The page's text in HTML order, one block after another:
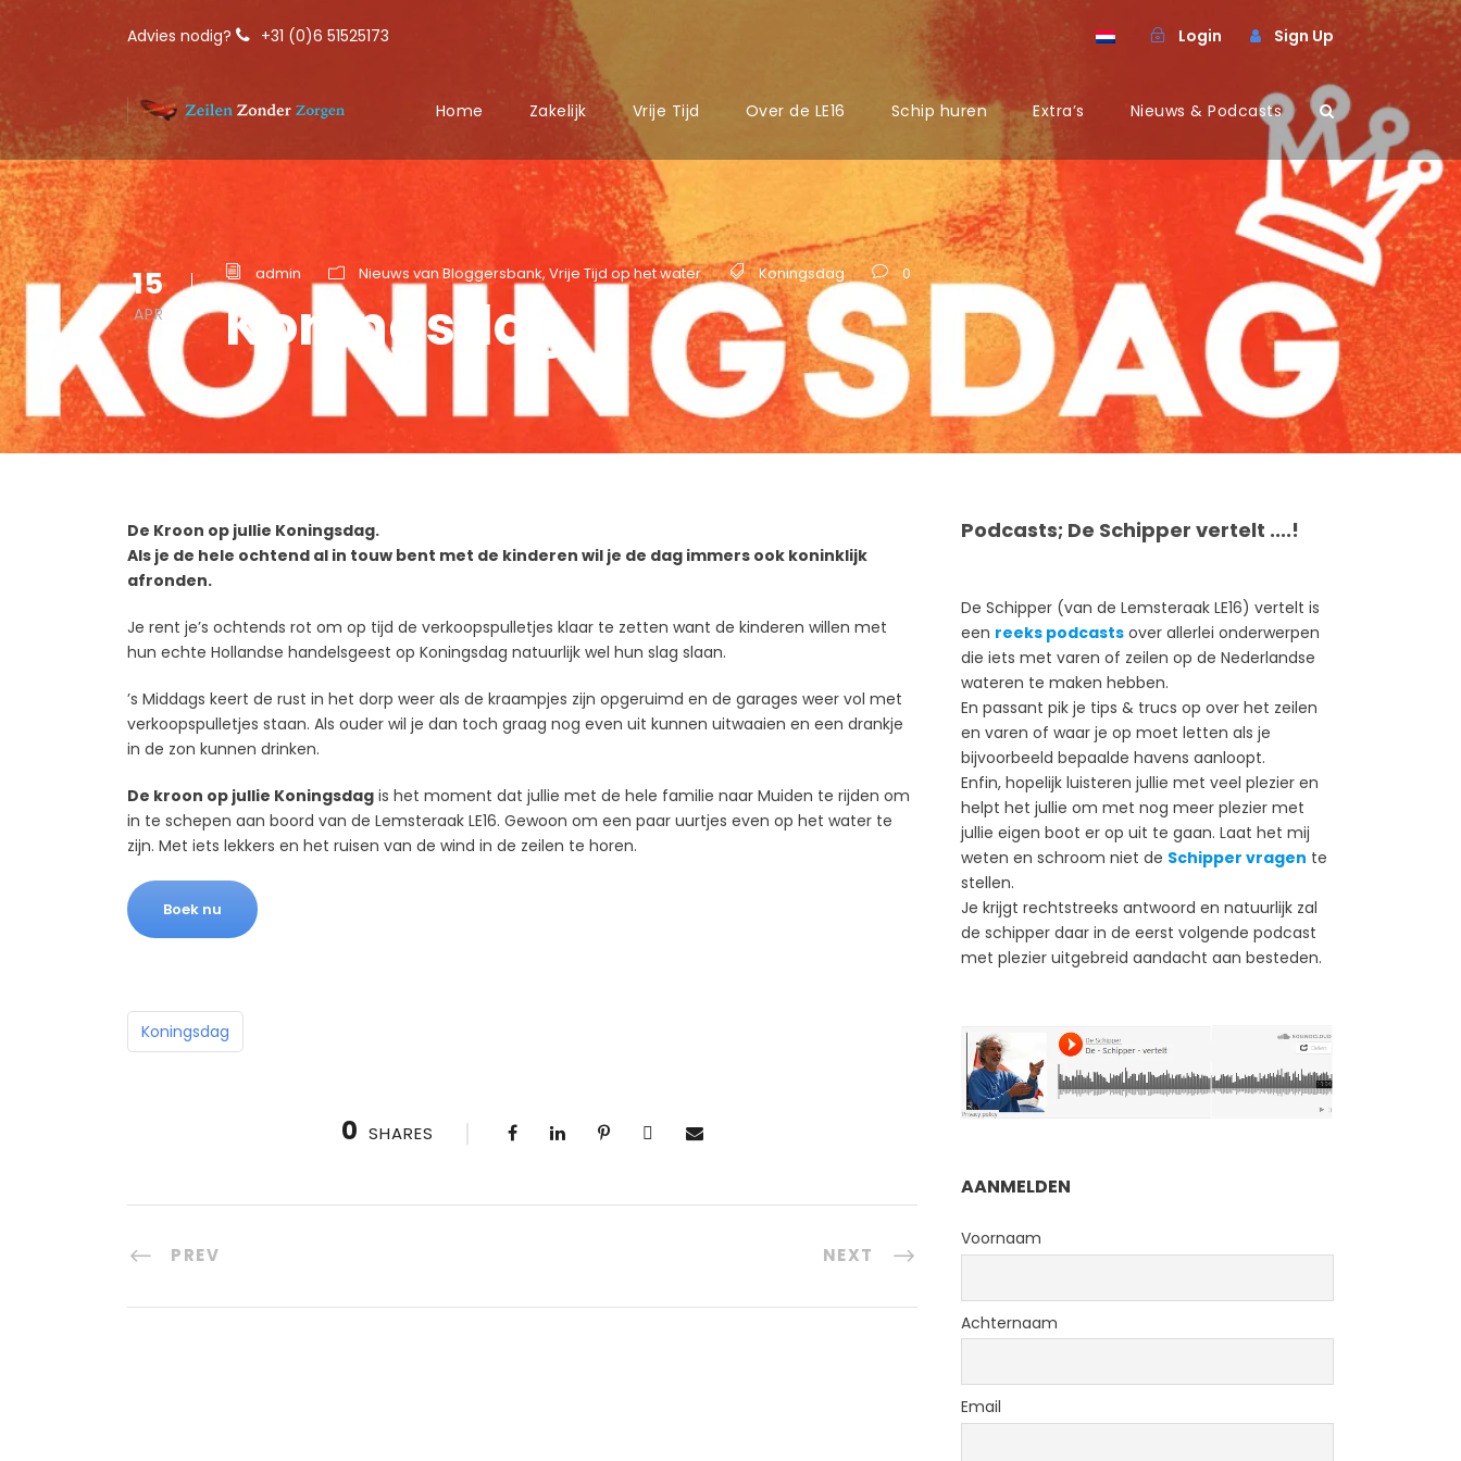
Advies nodig? +31 (0)6 51525173 Login Sign Up
Home Zakelijk Vrije Tijd Over de LE16 Schip huren Extra’s Nieuws & Podcasts
15
APR
admin Nieuws van Bloggersbank, Vrije Tijd op het water Koningsdag 0
Koningsdag
De Kroon op jullie Koningsdag.
Als je de hele ochtend al in touw bent met de kinderen wil je de dag immers ook koninklijk
afronden.
Je rent je’s ochtends rot om op tijd de verkoopspulletjes klaar te zetten want de kinderen willen met
hun echte Hollandse handelsgeest op Koningsdag natuurlijk wel hun slag slaan.
’s Middags keert de rust in het dorp weer als de kraampjes zijn opgeruimd en de garages weer vol met
verkoopspulletjes staan. Als ouder wil je dan toch graag nog even uit kunnen uitwaaien en een drankje
in de zon kunnen drinken.
De kroon op jullie Koningsdag is het moment dat jullie met de hele familie naar Muiden te rijden om
in te schepen aan boord van de Lemsteraak LE16. Gewoon om een paar uurtjes even op het water te
zijn. Met iets lekkers en het ruisen van de wind in de zeilen te horen.
Boek nu
Koningsdag
0 SHARES
PREV NEXT
Podcasts; De Schipper vertelt ....!
De Schipper (van de Lemsteraak LE16) vertelt is
een reeks podcastsover allerlei onderwerpen
die iets met varen of zeilen op de Nederlandse
wateren te maken hebben.
En passant pik je tips & trucs op over het zeilen
en varen of waar je op moet letten als je
bijvoorbeeld bepaalde havens aanloopt.
Enfin, hopelijk luisteren jullie met veel plezier en
helpt het jullie om met nog meer plezier met
jullie eigen boot er op uit te gaan. Laat het mij
weten en schroom niet de Schipper vragen te
stellen.
Je krijgt rechtstreeks antwoord en natuurlijk zal
de schipper daar in de eerst volgende podcast
met plezier uitgebreid aandacht aan besteden.
AANMELDEN
Voornaam
Achternaam
Email